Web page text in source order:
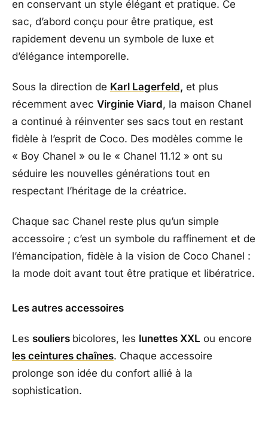
en conservant un style élégant et pratique. Ce
sac, d’abord conçu pour être pratique, est
rapidement devenu un symbole de luxe et
d’élégance intemporelle.
Sous la direction de Karl Lagerfeld, et plus
récemment avec Virginie Viard, la maison Chanel
a continué à réinventer ses sacs tout en restant
fidèle à l’esprit de Coco. Des modèles comme le
« Boy Chanel » ou le « Chanel 11.12 » ont su
séduire les nouvelles générations tout en
respectant l’héritage de la créatrice.
Chaque sac Chanel reste plus qu’un simple
accessoire ; c’est un symbole du raffinement et de
l’émancipation, fidèle à la vision de Coco Chanel :
la mode doit avant tout être pratique et libératrice.
Les autres accessoires
Les souliers bicolores, les lunettes XXL ou encore
les ceintures chaînes. Chaque accessoire
prolonge son idée du confort allié à la
sophistication.